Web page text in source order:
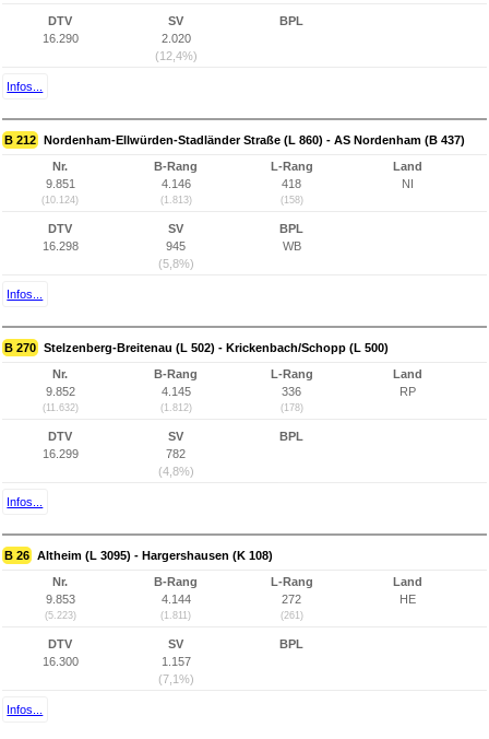
DTV
16.290
SV
2.020
(12,4%)
BPL
Infos...
B 212 Nordenham-Ellwürden-Stadländer Straße (L 860) - AS Nordenham (B 437)
Nr.
9.851
(10.124)
B-Rang
4.146
(1.813)
L-Rang
418
(158)
Land
NI
DTV
16.298
SV
945
(5,8%)
BPL
WB
Infos...
B 270 Stelzenberg-Breitenau (L 502) - Krickenbach/Schopp (L 500)
Nr.
9.852
(11.632)
B-Rang
4.145
(1.812)
L-Rang
336
(178)
Land
RP
DTV
16.299
SV
782
(4,8%)
BPL
Infos...
B 26 Altheim (L 3095) - Hargershausen (K 108)
Nr.
9.853
(5.223)
B-Rang
4.144
(1.811)
L-Rang
272
(261)
Land
HE
DTV
16.300
SV
1.157
(7,1%)
BPL
Infos...